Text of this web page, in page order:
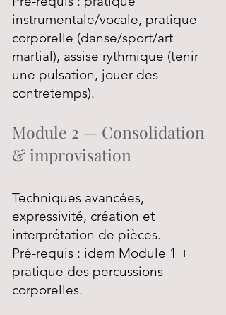
instrumentale/vocale, pratique
corporelle (danse/sport/art
martial), assise rythmique (tenir
une pulsation, jouer des
contretemps).
Module 2 — Consolidation
& improvisation
Techniques avancées,
expressivité, création et
interprétation de pièces.
Pré-requis : idem Module 1 +
pratique des percussions
corporelles.